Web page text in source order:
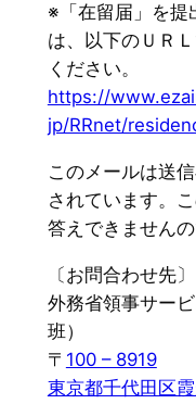
※「在留届」を提
は、 以下のＵＲ
ください。
https://
jp/RRnet/
このメールは送
されています。
答えできません
〔お問合わせ先〕
外務省領事サー
班）
〒 100 – 8919
東京都千代田区